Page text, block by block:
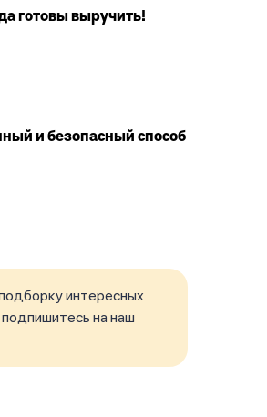
готовы выручить!
и безопасный способ
интересных
подпишитесь на наш